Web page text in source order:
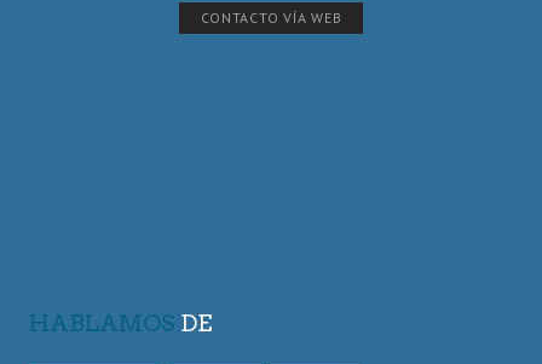
CONTACTO VÍA WEB
HABLAMOS DE